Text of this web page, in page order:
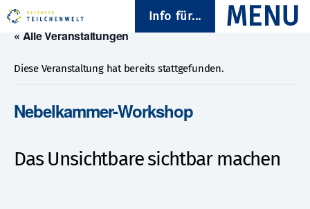
Info für...
« Alle Veranstaltungen
Diese Veranstaltung hat bereits stattgefunden.
Nebelkammer-Workshop
Das Unsichtbare sichtbar machen